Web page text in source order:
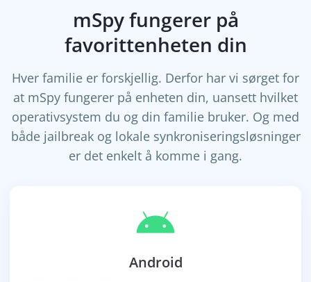
mSpy fungerer på
favorittenheten din
Hver familie er forskjellig. Derfor har vi sørget for
at mSpy fungerer på enheten din, uansett hvilket
operativsystem du og din familie bruker. Og med
både jailbreak og lokale synkroniseringsløsninger
er det enkelt å komme i gang.
Android